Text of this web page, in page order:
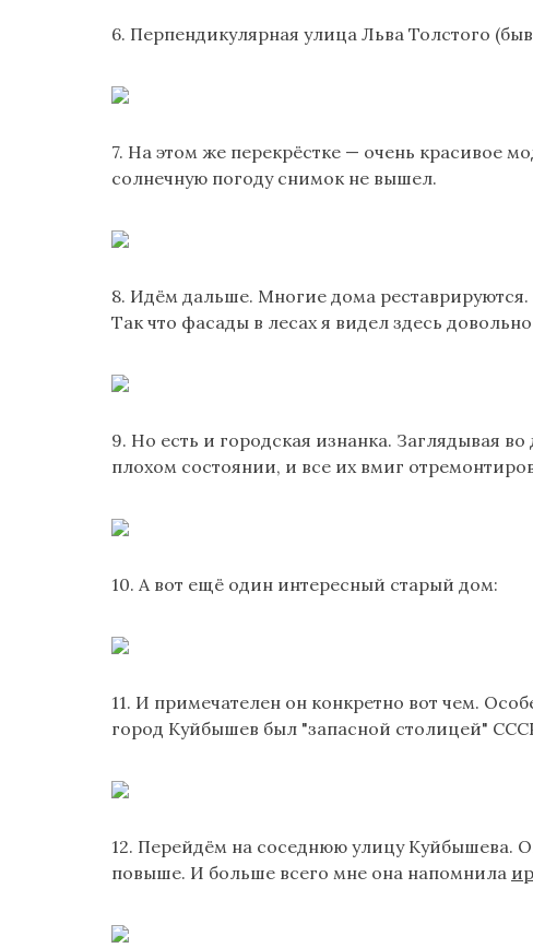
6. Перпендикулярная улица Льва Толстого
7. На этом же перекрёстке — очень красивое
солнечную погоду снимок не вышел.
8. Идём дальше. Многие дома реставрируются.
Так что фасады в лесах я видел здесь довольно
9. Но есть и городская изнанка. Заглядывая
плохом состоянии, и все их вмиг
10. А вот ещё один интересный старый дом:
11. И примечателен он конкретно вот чем.
город Куйбышев был "запасной столицей"
12. Перейдём на соседнюю улицу Куйбышева.
повыше. И больше всего мне она напомнила